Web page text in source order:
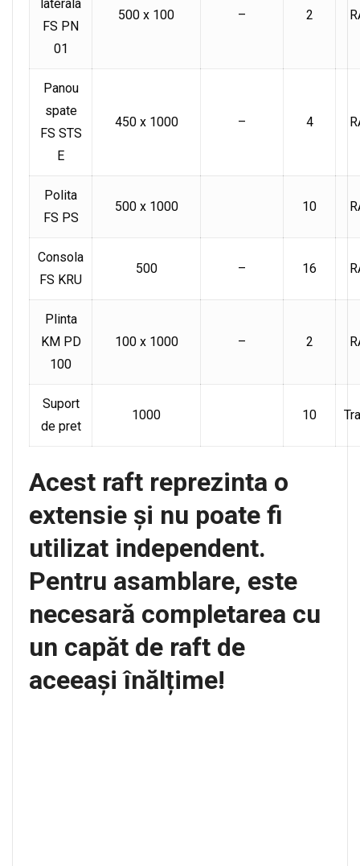
laterala
FS PN
01
500 x 100 – 2
Panou
spate
FS STS
E
450 x 1000 – 4
Polita
FS PS
500 x 1000 10
Consola
FS KRU
500 – 16
Plinta
KM PD
100
100 x 1000 – 2
Suport
de pret
1000 10
Acest raft reprezinta o
extensie și nu poate fi
utilizat independent.
Pentru asamblare, este
necesară completarea cu
un capăt de raft de
aceeași înălțime!